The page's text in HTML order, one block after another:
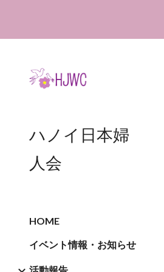
ハノイ日本婦
人会
HOME
イベント情報・お知らせ